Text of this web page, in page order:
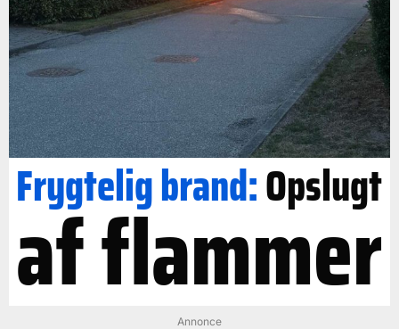
Frygtelig brand:Opslugt
af flammer
Annonce